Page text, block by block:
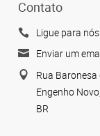
Contato
Ligue para
Enviar um
Rua
Engenho
BR